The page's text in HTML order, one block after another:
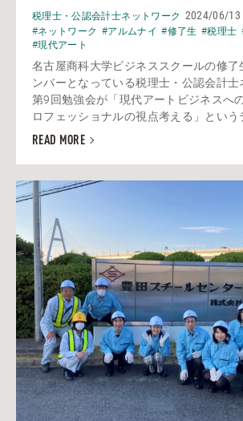
税理士・公認会計士ネットワーク 2024/06/13
#ネットワーク #アルムナイ #修了生 #税理士
#現代アート
名古屋商科大学ビジネススクールの修了
ンバーとなっている税理士・公認会計
第9回勉強会が「現代アートビジネスへ
ロフェッショナルの視点考える」という
READ MORE